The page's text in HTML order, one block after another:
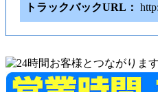
トラックバックURL：